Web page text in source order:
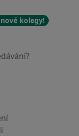
kolegy!